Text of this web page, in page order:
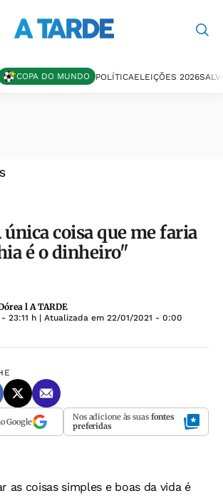
COPA DO MUNDO POLÍTICAELEIÇÕES 2026
única coisa que me faria
é o dinheiro"
l A TARDE
23:11 h | Atualizada em 22/01/2021 - 0:00
Google Nos adicione às suas fontes
preferidas
as coisas simples e boas da vida é